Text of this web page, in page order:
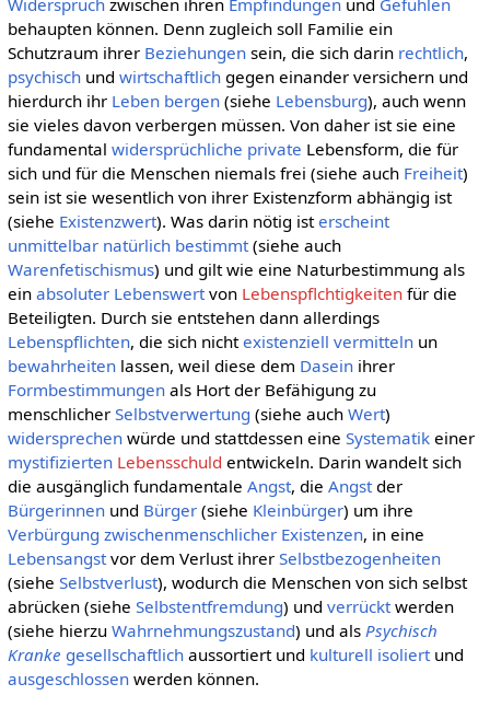
behaupten können. Denn zugleich soll Familie ein
Schutzraum ihrer Beziehungensein, die sich darin rechtlich,
psychischund wirtschaftlichgegen einander versichern und
hierdurch ihr Leben bergen(siehe Lebensburg), auch wenn
sie vieles davon verbergen müssen. Von daher ist sie eine
fundamental widersprüchliche private Lebensform, die für
sich und für die Menschen niemals frei (siehe auch Freiheit)
sein ist sie wesentlich von ihrer Existenzform abhängig ist
(siehe Existenzwert). Was darin nötig isterscheint
unmittelbar natürlich bestimmt(siehe auch
Warenfetischismus) und gilt wie eine Naturbestimmung als
ein absoluter Lebenswertvon Lebenspflchtigkeitenfür die
Beteiligten. Durch sie entstehen dann allerdings
Lebenspflichten, die sich nichtexistenziell vermittelnun
bewahrheitenlassen, weil diese dem Daseinihrer
Formbestimmungenals Hort der Befähigung zu
menschlicher Selbstverwertung (siehe auch Wert)
widersprechenwürde und stattdessen eine Systematikeiner
mystifizierten Lebensschuld entwickeln. Darin wandelt sich
die ausgänglich fundamentale Angst, die Angstder
Bürgerinnenund Bürger(siehe Kleinbürger) um ihre
Verbürgung zwischenmenschlicher Existenzen, in eine
Lebensangstvor dem Verlust ihrer Selbstbezogenheiten
(siehe Selbstverlust), wodurch die Menschen von sich selbst
abrücken (siehe Selbstentfremdung) und verrücktwerden
(siehe hierzu Wahrnehmungszustand) und als Psychisch
Kranke gesellschaftlichaussortiert und kulturell isoliertund
ausgeschlossenwerden können.